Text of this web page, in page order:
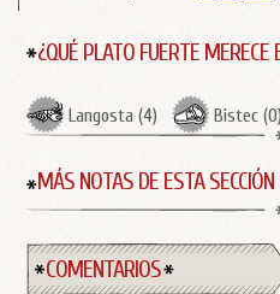
¿QUÉ PLATO FUERTE MERECE
Langosta (4) Bistec (0
MÁS NOTAS DE ESTA SECCIÓN
COMENTARIOS